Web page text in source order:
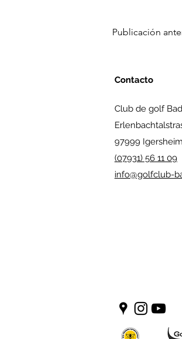
Publicación
Contacto
Club de golf
97999 Igersheim
(07931) 56 11 09
info@golfclub-